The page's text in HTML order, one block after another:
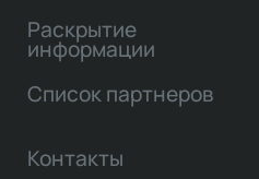
Раскрытие
информации
Список партнеров
Контакты